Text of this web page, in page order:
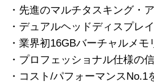
・先進のマルチタスキング・
・デュアルヘッドディスプレイ
・業界初16GBバーチャルメモ
・プロフェッショナル仕様の
・コスト/パフォーマンスNo.1